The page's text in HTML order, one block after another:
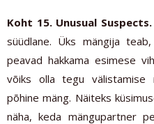
Koht 15. Unusual Suspects.
süüdlane. Üks mängija
peavad hakkama esimese
võiks olla tegu välistamise
põhine mäng. Näiteks
näha, keda mängupartner